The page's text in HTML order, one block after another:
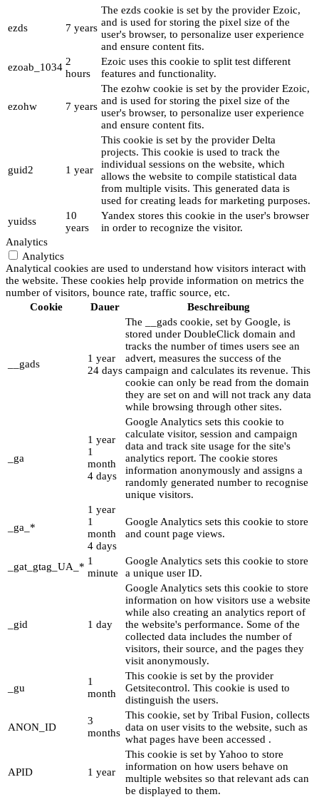
ezds 7 years
The ezds cookie is set by the provider Ezoic,
and is used for storing the pixel size of the
user's browser, to personalize user experience
and ensure content fits.
ezoab_1034 2
hours
Ezoic uses this cookie to split test different
features and functionality.
ezohw 7 years
The ezohw cookie is set by the provider Ezoic,
and is used for storing the pixel size of the
user's browser, to personalize user experience
and ensure content fits.
guid2 1 year
This cookie is set by the provider Delta
projects. This cookie is used to track the
individual sessions on the website, which
allows the website to compile statistical data
from multiple visits. This generated data is
used for creating leads for marketing purposes.
yuidss
10
years
Yandex stores this cookie in the user's browser
in order to recognize the visitor.
Analytics
Analytics
Analytical cookies are used to understand how visitors interact with
the website. These cookies help provide information on metrics the
number of visitors, bounce rate, traffic source, etc.
Cookie
Dauer Beschreibung
__gads
1 year
24 days
The __gads cookie, set by Google, is
stored under DoubleClick domain and
tracks the number of times users see an
advert, measures the success of the
campaign and calculates its revenue. This
cookie can only be read from the domain
they are set on and will not track any data
while browsing through other sites.
_ga
1 year
1
month
4 days
Google Analytics sets this cookie to
calculate visitor, session and campaign
data and track site usage for the site's
analytics report. The cookie stores
information anonymously and assigns a
randomly generated number to recognise
unique visitors.
_ga_*
1 year
1
month
4 days
Google Analytics sets this cookie to store
and count page views.
_gat_gtag_UA_* 1
minute
Google Analytics sets this cookie to store
a unique user ID.
_gid 1 day
Google Analytics sets this cookie to store
information on how visitors use a website
while also creating an analytics report of
the website's performance. Some of the
collected data includes the number of
visitors, their source, and the pages they
visit anonymously.
_gu
1
month
This cookie is set by the provider
Getsitecontrol. This cookie is used to
distinguish the users.
ANON_ID
3
months
This cookie, set by Tribal Fusion, collects
data on user visits to the website, such as
what pages have been accessed .
APID 1 year
This cookie is set by Yahoo to store
information on how users behave on
multiple websites so that relevant ads can
be displayed to them.